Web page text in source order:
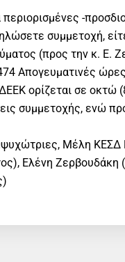
-
συμμετοχή,
(προς την κ. Ε.
Απογευματινές
ορίζεται σε
συμμετοχής, ενώ
Μέλη ΚΕΣΔ
Ελένη Ζερβουδάκη